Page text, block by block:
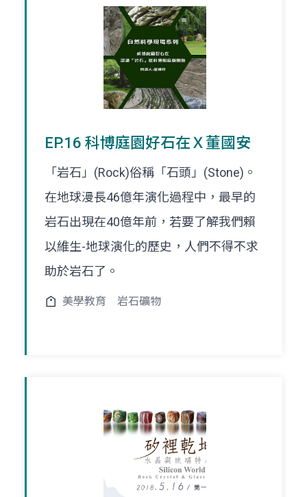
EP.16 科博庭園好石在Ｘ董國安
「岩石」(Rock)俗稱「石頭」(Stone)。
在地球漫長46億年演化過程中，最早的
岩石出現在40億年前，若要了解我們賴
以維生-地球演化的歷史，人們不得不求
助於岩石了。
美學教育 岩石礦物